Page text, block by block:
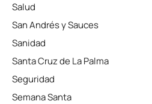
Salud
San Andrés y Sauces
Sanidad
Santa Cruz de La Palma
Seguridad
Semana Santa